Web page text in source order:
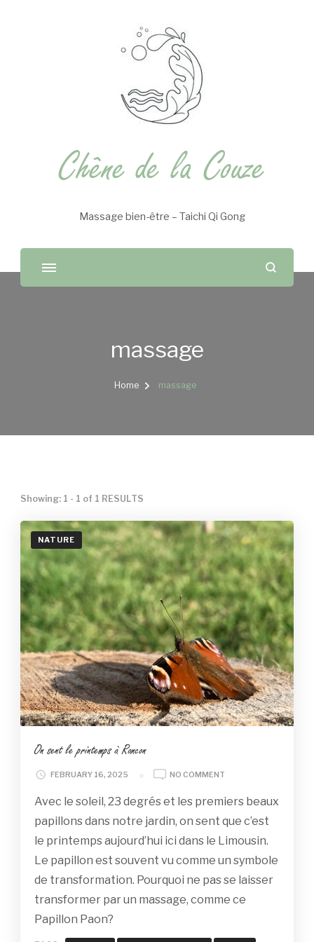
Chêne de la Couze
Massage bien-être – Taichi Qi Gong
massage
Home massage
Showing: 1 - 1 of 1 RESULTS
NATURE
On sent le printemps à Rancon
FEBRUARY 16, 2025 NO COMMENT
SENT
PRINTEMPS
À
Avec le soleil, 23 degrés et les premiers beaux
papillons dans notre jardin, on sent que c’est
le printemps aujourd’hui ici dans le Limousin.
Le papillon est souvent vu comme un symbole
de transformation. Pourquoi ne pas se laisser
transformer par un massage, comme ce
Papillon Paon?